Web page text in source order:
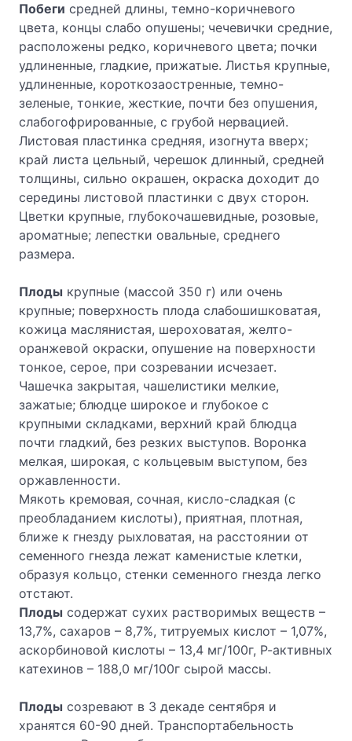
Побеги средней длины, темно-коричневого
цвета, концы слабо опушены; чечевички средние,
расположены редко, коричневого цвета; почки
удлиненные, гладкие, прижатые. Листья крупные,
удлиненные, короткозаостренные, темно-
зеленые, тонкие, жесткие, почти без опушения,
слабогофрированные, с грубой нервацией.
Листовая пластинка средняя, изогнута вверх;
край листа цельный, черешок длинный, средней
толщины, сильно окрашен, окраска доходит до
середины листовой пластинки с двух сторон.
Цветки крупные, глубокочашевидные, розовые,
ароматные; лепестки овальные, среднего
размера.
Плоды крупные (массой 350 г) или очень
крупные; поверхность плода слабошишковатая,
кожица маслянистая, шероховатая, желто-
оранжевой окраски, опушение на поверхности
тонкое, серое, при созревании исчезает.
Чашечка закрытая, чашелистики мелкие,
зажатые; блюдце широкое и глубокое с
крупными складками, верхний край блюдца
почти гладкий, без резких выступов. Воронка
мелкая, широкая, с кольцевым выступом, без
оржавленности.
Мякоть кремовая, сочная, кисло-сладкая (с
преобладанием кислоты), приятная, плотная,
ближе к гнезду рыхловатая, на расстоянии от
семенного гнезда лежат каменистые клетки,
образуя кольцо, стенки семенного гнезда легко
отстают.
Плоды содержат сухих растворимых веществ –
13,7%, сахаров – 8,7%, титруемых кислот – 1,07%,
аскорбиновой кислоты – 13,4 мг/100г, Р-активных
катехинов – 188,0 мг/100г сырой массы.
Плоды созревают в 3 декаде сентября и
хранятся 60-90 дней. Транспортабельность